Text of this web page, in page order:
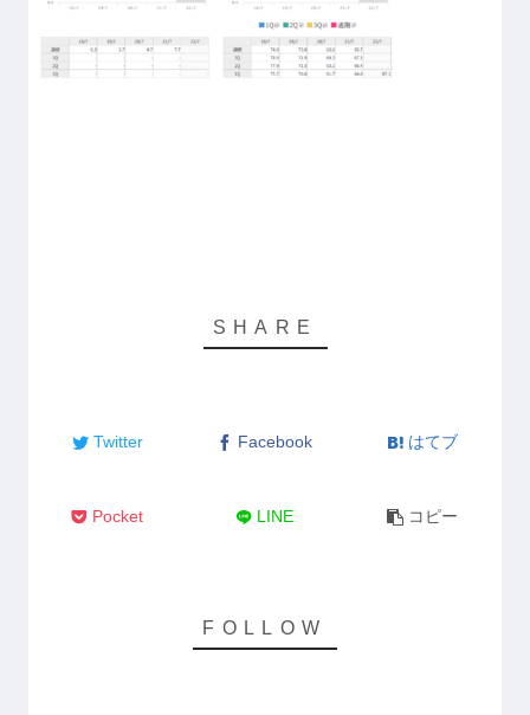
Twitter Facebook はてブ
Pocket LINE コピー